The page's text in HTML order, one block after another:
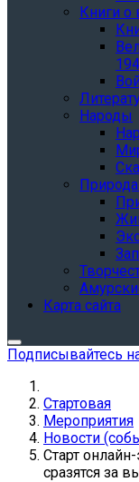
Книги о
Народы
Карта сайта
Подписывайтесь
Стартовая
Мероприятия
Новости
Старт
сразятся за